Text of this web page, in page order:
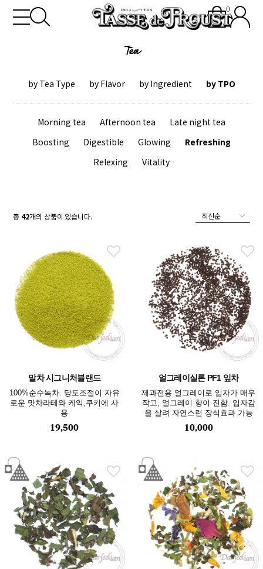
0
Tea
by Tea Type by Flavor by Ingredient by TPO
Morning tea Afternoon tea
Late night tea
Boosting
Digestible Glowing
Refreshing
Relexing
Vitality
총 42개의 상품이 있습니다.
말차 시그니처블랜드
100%순수녹차. 당도조절이 자유
로운 맛차라테와 케익,쿠키에 사
용
19,500
얼그레이실론 PF1 잎차
제과전용 얼그레이로 입자가 매우
작고, 얼그레이 향이 진함. 입자감
을 살려 자연스런 장식효과 가능
10,000